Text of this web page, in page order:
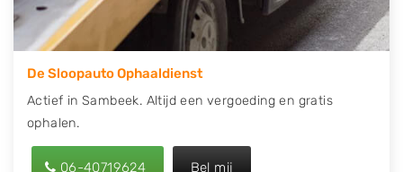
Toyota, Volkswagen en Volvo.
De Sloopauto Ophaaldienst
Actief in Sambeek. Altijd een vergoeding en gratis
ophalen.
06-40719624 Bel mij